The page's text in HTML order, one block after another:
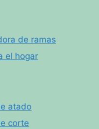
de ramas
el hogar
atado
corte